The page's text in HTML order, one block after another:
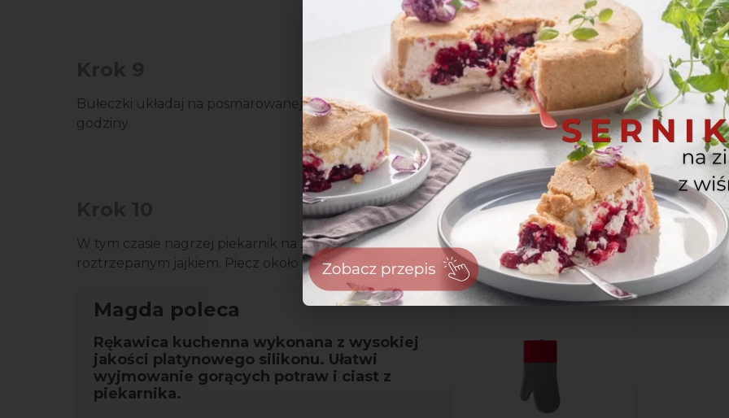
Bułeczki układaj na posmarowanej olejem blaszce, odstaw do wyrośnięcia na pół
godziny.
W tym czasie nagrzej piekarnik na 220°C. Wyrośnięte brzegi bułeczek posmaruj
roztrzepanym jajkiem. Piecz około 15 minut.
Magda poleca
Rękawica kuchenna wykonana z wysokiej
jakości platynowego silikonu. Ułatwi
wyjmowanie gorących potraw i ciast z
piekarnika.